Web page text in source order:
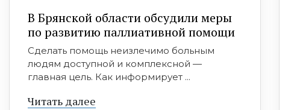
В Брянской области обсудили меры
по развитию паллиативной помощи
Сделать помощь неизлечимо больным
людям доступной и комплексной —
главная цель. Как информирует ...
Читать далее